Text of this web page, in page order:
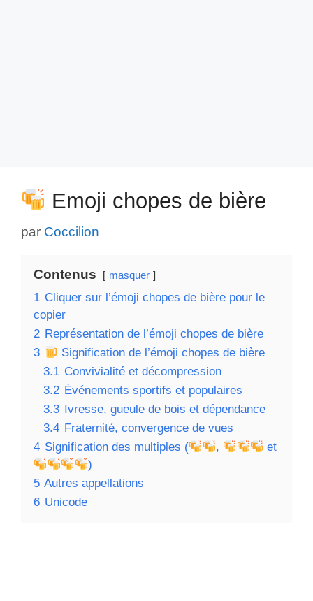
Emoji chopes de bière
par Coccilion
Contenus masquer
1 Cliquer sur l’émoji chopes de bière pour le
copier
2 Représentation de l’émoji chopes de bière
3
Signification de l’émoji chopes de bière
3.1 Convivialité et décompression
3.2 Événements sportifs et populaires
3.3 Ivresse, gueule de bois et dépendance
3.4 Fraternité, convergence de vues
4 Signification des multiples ( ,
et
)
5 Autres appellations
6 Unicode